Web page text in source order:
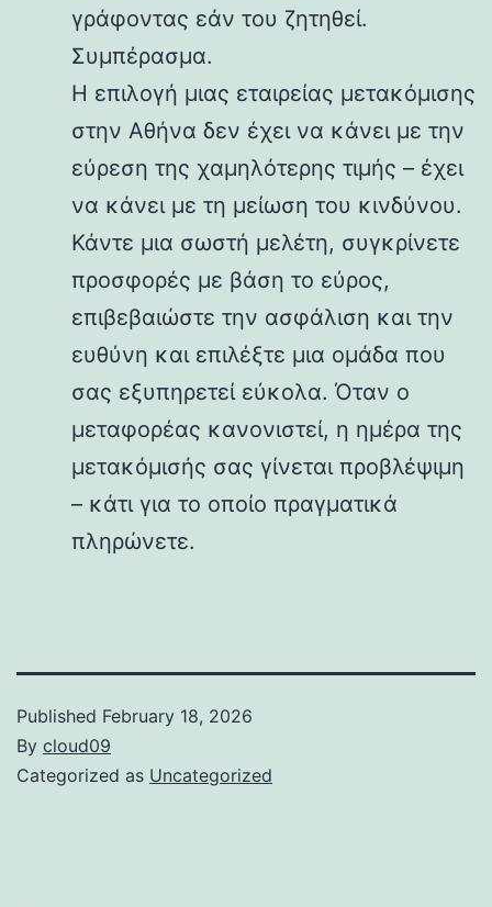
γράφοντας εάν του ζητηθεί.
Συμπέρασμα.
Η επιλογή μιας εταιρείας μετακόμισης
στην Αθήνα δεν έχει να κάνει με την
εύρεση της χαμηλότερης τιμής – έχει
να κάνει με τη μείωση του κινδύνου.
Κάντε μια σωστή μελέτη, συγκρίνετε
προσφορές με βάση το εύρος,
επιβεβαιώστε την ασφάλιση και την
ευθύνη και επιλέξτε μια ομάδα που
σας εξυπηρετεί εύκολα. Όταν ο
μεταφορέας κανονιστεί, η ημέρα της
μετακόμισής σας γίνεται προβλέψιμη
– κάτι για το οποίο πραγματικά
πληρώνετε.
Published February 18, 2026
By cloud09
Categorized as Uncategorized